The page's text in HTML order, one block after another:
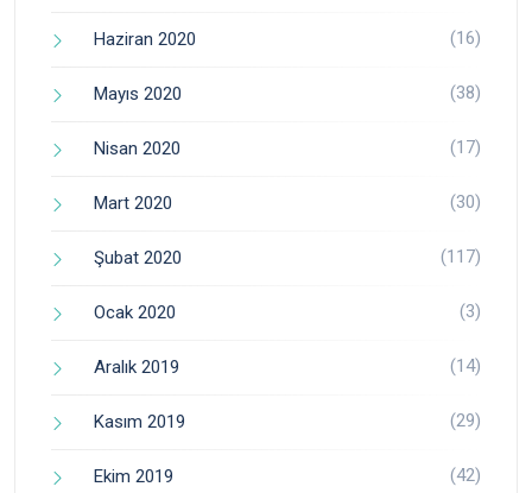
Haziran 2020 (16)
Mayıs 2020 (38)
Nisan 2020 (17)
Mart 2020 (30)
Şubat 2020 (117)
Ocak 2020 (3)
Aralık 2019 (14)
Kasım 2019 (29)
Ekim 2019 (42)